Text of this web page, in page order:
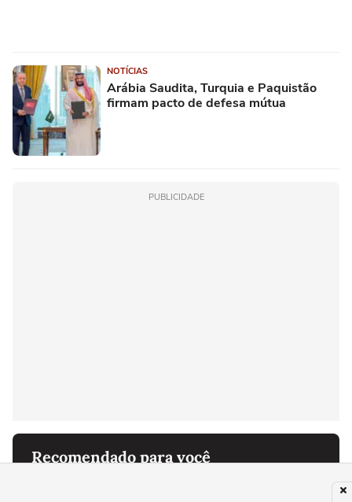
NOTÍCIAS
Arábia Saudita, Turquia e Paquistão
firmam pacto de defesa mútua
PUBLICIDADE
Recomendado para você